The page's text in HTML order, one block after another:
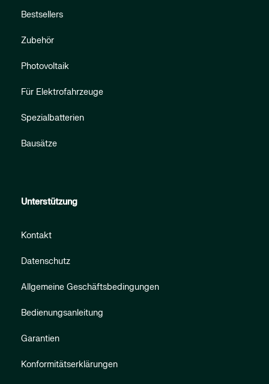
Bestsellers
Zubehör
Photovoltaik
Für Elektrofahrzeuge
Spezialbatterien
Bausätze
Unterstützung
Kontakt
Datenschutz
Allgemeine Geschäftsbedingungen
Bedienungsanleitung
Garantien
Konformitätserklärungen